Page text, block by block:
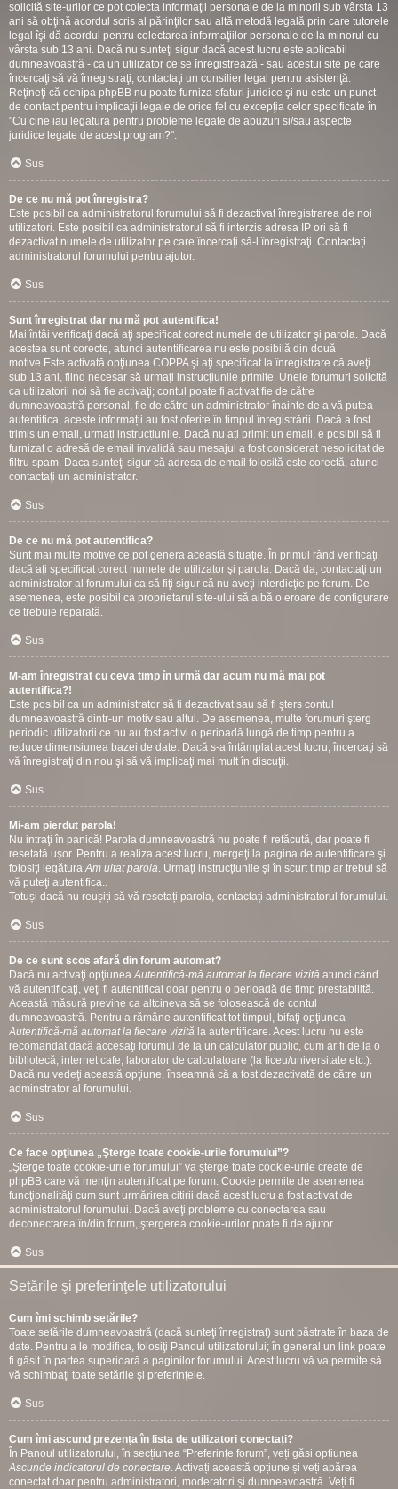
solicită site-urilor ce pot colecta informaţii personale de la minorii sub vârsta 13
ani să obţină acordul scris al părinţilor sau altă metodă legală prin care tutorele
legal îşi dă acordul pentru colectarea informaţiilor personale de la minorul cu
vârsta sub 13 ani. Dacă nu sunteţi sigur dacă acest lucru este aplicabil
dumneavoastră - ca un utilizator ce se înregistrează - sau acestui site pe care
încercaţi să vă înregistraţi, contactaţi un consilier legal pentru asistenţă.
Reţineţi că echipa phpBB nu poate furniza sfaturi juridice şi nu este un punct
de contact pentru implicaţii legale de orice fel cu excepţia celor specificate în
"Cu cine iau legatura pentru probleme legate de abuzuri si/sau aspecte
juridice legate de acest program?".
Sus
De ce nu mă pot înregistra?
Este posibil ca administratorul forumului să fi dezactivat înregistrarea de noi
utilizatori. Este posibil ca administratorul să fi interzis adresa IP ori să fi
dezactivat numele de utilizator pe care încercaţi să-l înregistraţi. Contactați
administratorul forumului pentru ajutor.
Sus
Sunt înregistrat dar nu mă pot autentifica!
Mai întâi verificaţi dacă aţi specificat corect numele de utilizator şi parola. Dacă
acestea sunt corecte, atunci autentificarea nu este posibilă din două
motive.Este activată opţiunea COPPA şi aţi specificat la înregistrare că aveţi
sub 13 ani, fiind necesar să urmaţi instrucţiunile primite. Unele forumuri solicită
ca utilizatorii noi să fie activaţi; contul poate fi activat fie de către
dumneavoastră personal, fie de către un administrator înainte de a vă putea
autentifica, aceste informații au fost oferite în timpul înregistrării. Dacă a fost
trimis un email, urmați instrucțiunile. Dacă nu ați primit un email, e posibil să fi
furnizat o adresă de email invalidă sau mesajul a fost considerat nesolicitat de
filtru spam. Daca sunteţi sigur că adresa de email folosită este corectă, atunci
contactaţi un administrator.
Sus
De ce nu mă pot autentifica?
Sunt mai multe motive ce pot genera această situație. În primul rând verificaţi
dacă aţi specificat corect numele de utilizator şi parola. Dacă da, contactaţi un
administrator al forumului ca să fiţi sigur că nu aveţi interdicţie pe forum. De
asemenea, este posibil ca proprietarul site-ului să aibă o eroare de configurare
ce trebuie reparată.
Sus
M-am înregistrat cu ceva timp în urmă dar acum nu mă mai pot
autentifica?!
Este posibil ca un administrator să fi dezactivat sau să fi şters contul
dumneavoastră dintr-un motiv sau altul. De asemenea, multe forumuri şterg
periodic utilizatorii ce nu au fost activi o perioadă lungă de timp pentru a
reduce dimensiunea bazei de date. Dacă s-a întâmplat acest lucru, încercaţi să
vă înregistraţi din nou şi să vă implicaţi mai mult în discuţii.
Sus
Mi-am pierdut parola!
Nu intraţi în panică! Parola dumneavoastră nu poate fi refăcută, dar poate fi
resetată uşor. Pentru a realiza acest lucru, mergeţi la pagina de autentificare şi
folosiţi legăturaAm uitat parola. Urmaţi instrucţiunile şi în scurt timp ar trebui să
vă puteţi autentifica..
Totuși dacă nu reușiți să vă resetați parola, contactați administratorul forumului.
Sus
De ce sunt scos afară din forum automat?
Dacă nu activaţi opţiuneaAutentifică-mă automat la fiecare vizită atunci când
vă autentificaţi, veţi fi autentificat doar pentru o perioadă de timp prestabilită.
Această măsură previne ca altcineva să se folosească de contul
dumneavoastră. Pentru a rămâne autentificat tot timpul, bifaţi opţiunea
Autentifică-mă automat la fiecare vizită la autentificare. Acest lucru nu este
recomandat dacă accesaţi forumul de la un calculator public, cum ar fi de la o
bibliotecă, internet cafe, laborator de calculatoare (la liceu/universitate etc.).
Dacă nu vedeţi această opţiune, înseamnă că a fost dezactivată de către un
adminstrator al forumului.
Sus
Ce face opţiunea „Şterge toate cookie-urile forumului”?
„Şterge toate cookie-urile forumului” va şterge toate cookie-urile create de
phpBB care vă menţin autentificat pe forum. Cookie permite de asemenea
funcţionalităţi cum sunt urmărirea citirii dacă acest lucru a fost activat de
administratorul forumului. Dacă aveţi probleme cu conectarea sau
deconectarea în/din forum, ştergerea cookie-urilor poate fi de ajutor.
Sus
Setările şi preferinţele utilizatorului
Cum îmi schimb setările?
Toate setările dumneavoastră (dacă sunteţi înregistrat) sunt păstrate în baza de
date. Pentru a le modifica, folosiţi Panoul utilizatorului; în general un link poate
fi găsit în partea superioară a paginilor forumului. Acest lucru vă va permite să
vă schimbaţi toate setările şi preferinţele.
Sus
Cum îmi ascund prezența în lista de utilizatori conectați?
În Panoul utilizatorului, în secțiunea “Preferinţe forum”, veți găsi opțiunea
Ascunde indicatorul de conectare. Activați această opțiune și veți apărea
conectat doar pentru administratori, moderatori și dumneavoastră. Veți fi